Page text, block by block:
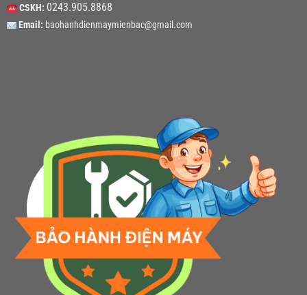
CSKH: 0243.905.8868
Email: baohanhdienmaymienbac@gmail.com